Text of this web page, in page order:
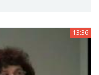
13:36